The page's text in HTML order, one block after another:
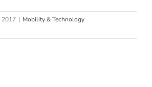
2017 | Mobility & Technology